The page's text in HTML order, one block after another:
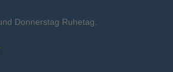
Donnerstag Ruhetag.